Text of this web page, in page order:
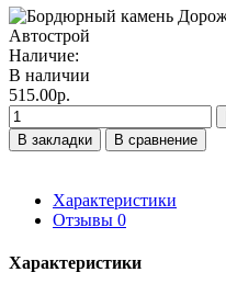
Наличие:
В наличии
515.00р.
В закладки
В сравнение
Характеристики
Отзывы 0
Характеристики